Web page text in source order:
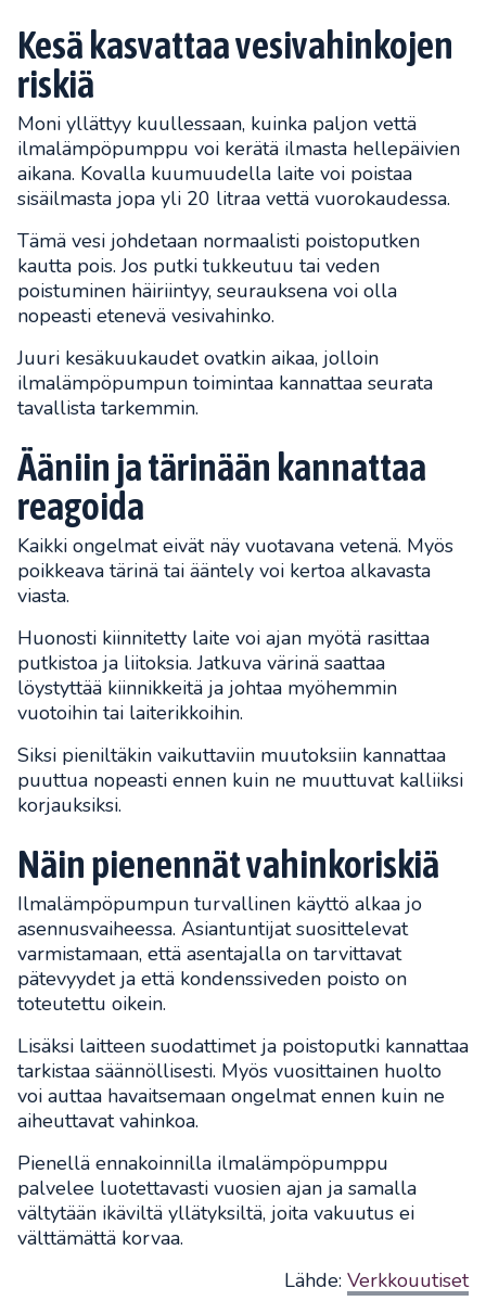
Kesä kasvattaa vesivahinkojen
riskiä
Moni yllättyy kuullessaan, kuinka paljon vettä
ilmalämpöpumppu voi kerätä ilmasta hellepäivien
aikana. Kovalla kuumuudella laite voi poistaa
sisäilmasta jopa yli 20 litraa vettä vuorokaudessa.
Tämä vesi johdetaan normaalisti poistoputken
kautta pois. Jos putki tukkeutuu tai veden
poistuminen häiriintyy, seurauksena voi olla
nopeasti etenevä vesivahinko.
Juuri kesäkuukaudet ovatkin aikaa, jolloin
ilmalämpöpumpun toimintaa kannattaa seurata
tavallista tarkemmin.
Ääniin ja tärinään kannattaa
reagoida
Kaikki ongelmat eivät näy vuotavana vetenä. Myös
poikkeava tärinä tai ääntely voi kertoa alkavasta
viasta.
Huonosti kiinnitetty laite voi ajan myötä rasittaa
putkistoa ja liitoksia. Jatkuva värinä saattaa
löystyttää kiinnikkeitä ja johtaa myöhemmin
vuotoihin tai laiterikkoihin.
Siksi pieniltäkin vaikuttaviin muutoksiin kannattaa
puuttua nopeasti ennen kuin ne muuttuvat kalliiksi
korjauksiksi.
Näin pienennät vahinkoriskiä
Ilmalämpöpumpun turvallinen käyttö alkaa jo
asennusvaiheessa. Asiantuntijat suosittelevat
varmistamaan, että asentajalla on tarvittavat
pätevyydet ja että kondenssiveden poisto on
toteutettu oikein.
Lisäksi laitteen suodattimet ja poistoputki kannattaa
tarkistaa säännöllisesti. Myös vuosittainen huolto
voi auttaa havaitsemaan ongelmat ennen kuin ne
aiheuttavat vahinkoa.
Pienellä ennakoinnilla ilmalämpöpumppu
palvelee luotettavasti vuosien ajan ja samalla
vältytään ikäviltä yllätyksiltä, joita vakuutus ei
välttämättä korvaa.
Lähde: Verkkouutiset